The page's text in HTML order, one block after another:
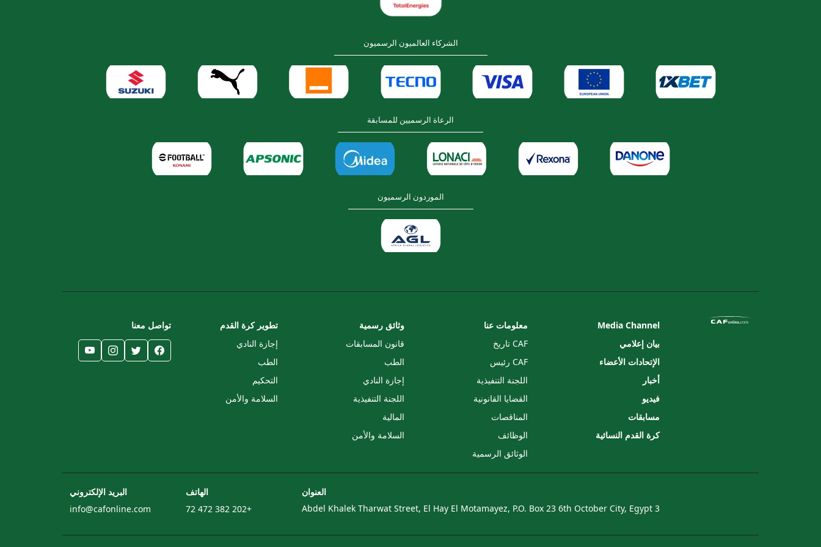
الشركاء العالميون الرسميون
الرعاة الرسميين للمسابقة
الموردون الرسميون
Media Channel
بيان إعلامي
الإتحادات الأعضاء
أخبار
فيديو
مسابقات
كرة القدم النسائية
معلومات عنا
CAF تاريخ
CAF رئيس
اللجنة التنفيذية
القضايا القانونية
المناقصات
الوظائف
الوثائق الرسمية
وثائق رسمية
قانون المسابقات
الطب
إجازة النادي
اللجنة التنفيذية
المالية
السلامة والأمن
تطوير كرة القدم
إجازة النادي
الطب
التحكيم
السلامة والأمن
تواصل معنا
العنوان
3 Abdel Khalek Tharwat Street, El Hay El Motamayez, P.O. Box 23 6th October City, Egypt
الهاتف
+202 382 472 72
البريد الإلكتروني
info@cafonline.com